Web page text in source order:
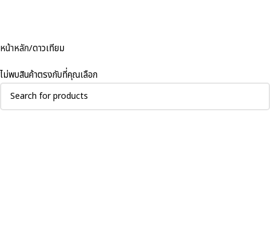
หน้าหลัก ดาวเทียม
ไม่พบสินค้าตรงกับที่คุณเลือก